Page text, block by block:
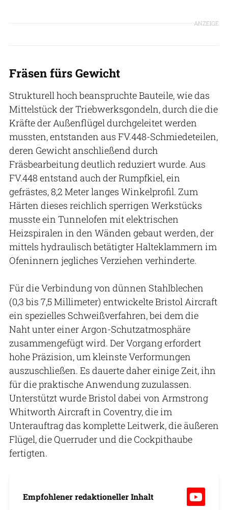
ANZEIGE
Fräsen fürs Gewicht
Strukturell hoch beanspruchte Bauteile, wie das
Mittelstück der Triebwerksgondeln, durch die die
Kräfte der Außenflügel durchgeleitet werden
mussten, entstanden aus FV.448-Schmiedeteilen,
deren Gewicht anschließend durch
Fräsbearbeitung deutlich reduziert wurde. Aus
FV.448 entstand auch der Rumpfkiel, ein
gefrästes, 8,2 Meter langes Winkelprofil. Zum
Härten dieses reichlich sperrigen Werkstücks
musste ein Tunnelofen mit elektrischen
Heizspiralen in den Wänden gebaut werden, der
mittels hydraulisch betätigter Halteklammern im
Ofeninnern jegliches Verziehen verhinderte.
Für die Verbindung von dünnen Stahlblechen
(0,3 bis 7,5 Millimeter) entwickelte Bristol Aircraft
ein spezielles Schweißverfahren, bei dem die
Naht unter einer Argon-Schutzatmosphäre
zusammengefügt wird. Der Vorgang erfordert
hohe Präzision, um kleinste Verformungen
auszuschließen. Es dauerte daher einige Zeit, ihn
für die praktische Anwendung zuzulassen.
Unterstützt wurde Bristol dabei von Armstrong
Whitworth Aircraft in Coventry, die im
Unterauftrag das komplette Leitwerk, die äußeren
Flügel, die Querruder und die Cockpithaube
fertigten.
Empfohlener redaktioneller Inhalt